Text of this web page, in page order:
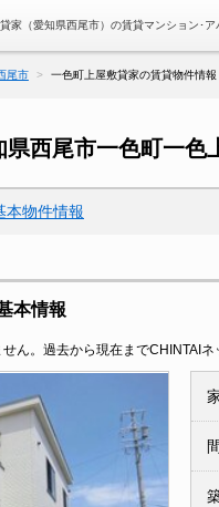
家（愛知県西尾市）の賃貸マンション･ア
尾市 一色町上屋敷貸家の賃貸物件情報
西尾市一色町一色
本物件情報
本情報
ん。過去から現在までCHINTAI